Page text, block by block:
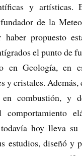
y artísticas.
de la
haber propuesto
el punto de
en Geología, en
y cristales. Además,
en combustión, y
comportamiento
hoy lleva su
estudios, diseñó y